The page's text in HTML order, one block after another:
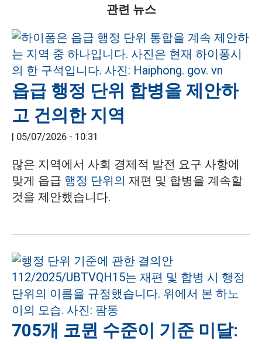
관련 뉴스
읍급 행정 단위 합병을 제안하
고 건의한 지역
05/07/2026 - 10:31
많은 지역에서 사회 경제적 발전 요구 사항에
맞게 읍급 행정 단위의 재편 및 합병을 계속할
것을 제안했습니다.
705개 코뮌 수준이 기준 미달: